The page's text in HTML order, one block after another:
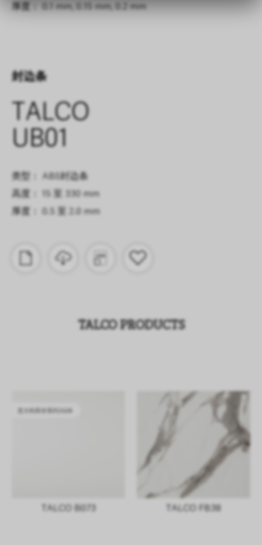
厚度： 0.1 mm, 0.15 mm, 0.2 mm
封边条
TALCO
UB01
类型： ABS封边条
高度： 15 至 330 mm
厚度： 0.5 至 2.0 mm
TALCO PRODUCTS
TALCO B073 TALCO FB38